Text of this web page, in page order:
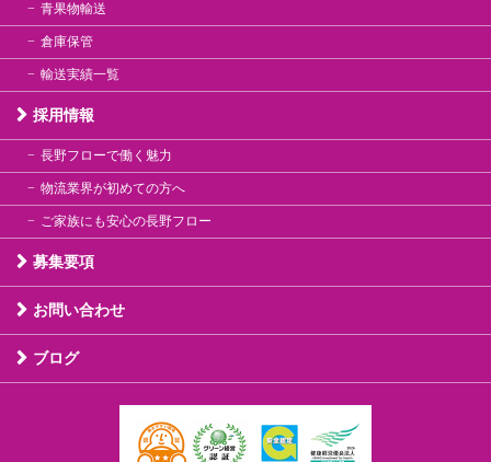
青果物輸送
倉庫保管
輸送実績一覧
採用情報
長野フローで働く魅力
物流業界が初めての方へ
ご家族にも安心の長野フロー
募集要項
お問い合わせ
ブログ